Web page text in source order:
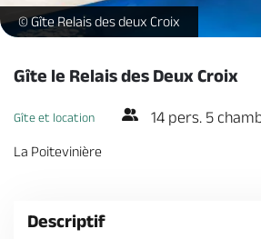
Séjours, cadeaux
gite-le-relais-des-deux-croix-la-
© Gîte Relais des deux Croix
Gîte le Relais des Deux Croix
Gîte et location 14 pers. 5
La Poitevinière
Descriptif